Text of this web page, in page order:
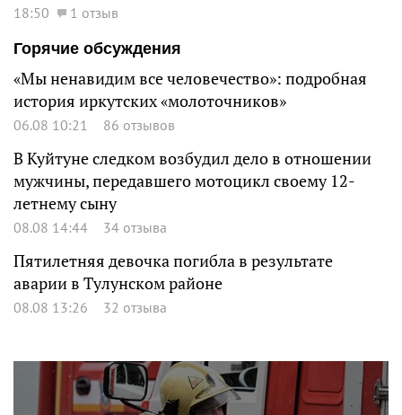
18:50
1 отзыв
Горячие обсуждения
«Мы ненавидим все человечество»: подробная
история иркутских «молоточников»
06.08 10:21 86 отзывов
В Куйтуне следком возбудил дело в отношении
мужчины, передавшего мотоцикл своему 12-
летнему сыну
08.08 14:44 34 отзыва
Пятилетняя девочка погибла в результате
аварии в Тулунском районе
08.08 13:26 32 отзыва